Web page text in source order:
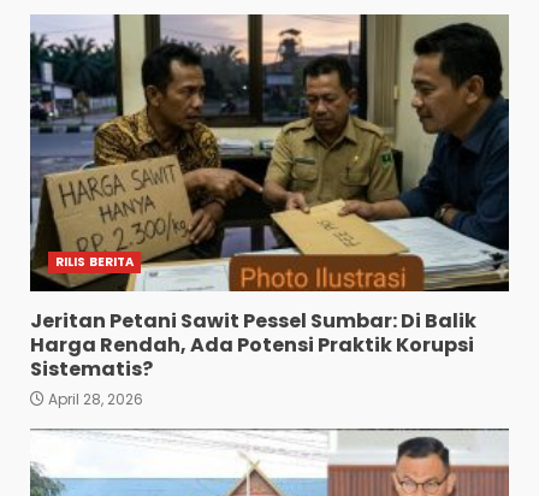
RILIS BERITA
Jeritan Petani Sawit Pessel Sumbar: Di Balik
Harga Rendah, Ada Potensi Praktik Korupsi
Sistematis?
April 28, 2026